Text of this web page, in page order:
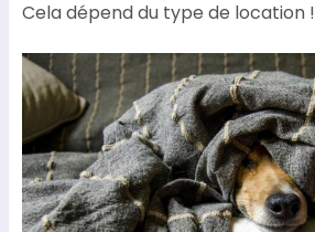
Cela dépend du type de location !